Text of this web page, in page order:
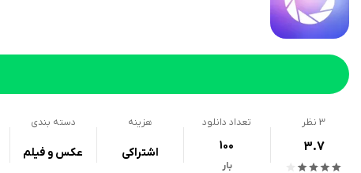
3 نظر
3.7
تعداد دانلود
100
بار
هزینه
اشتراکی
دسته بندی
عکس و فیلم